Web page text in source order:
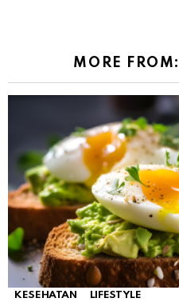
MORE FROM:
KESEHATAN LIFESTYLE